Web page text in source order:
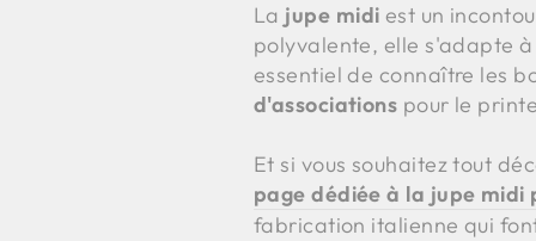
La jupe midi est un
polyvalente, elle s'adapte
essentiel de connaître les
d'associations pour le
Et si vous souhaitez tout
page dédiée à la jupe
fabrication italienne qui